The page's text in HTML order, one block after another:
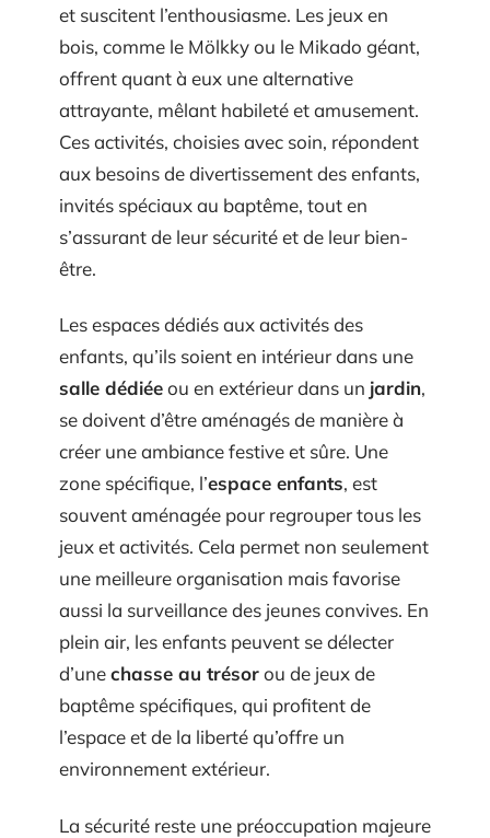
et suscitent l’enthousiasme. Les jeux en
bois, comme le Mölkky ou le Mikado géant,
offrent quant à eux une alternative
attrayante, mêlant habileté et amusement.
Ces activités, choisies avec soin, répondent
aux besoins de divertissement des enfants,
invités spéciaux au baptême, tout en
s’assurant de leur sécurité et de leur bien-
être.
Les espaces dédiés aux activités des
enfants, qu’ils soient en intérieur dans une
salle dédiéeou en extérieur dans un jardin,
se doivent d’être aménagés de manière à
créer une ambiance festive et sûre. Une
zone spécifique, l’espace enfants, est
souvent aménagée pour regrouper tous les
jeux et activités. Cela permet non seulement
une meilleure organisation mais favorise
aussi la surveillance des jeunes convives. En
plein air, les enfants peuvent se délecter
d’unechasse au trésorou de jeux de
baptême spécifiques, qui profitent de
l’espace et de la liberté qu’offre un
environnement extérieur.
La sécurité reste une préoccupation majeure